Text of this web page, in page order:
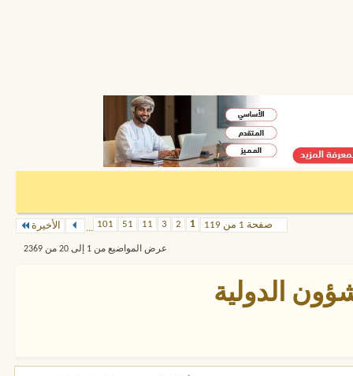
صفحة 1 من 119 1
2
3
11
51
101
... الأخيرة
عرض المواضيع من 1 إلى 20 من 2369
الدولية